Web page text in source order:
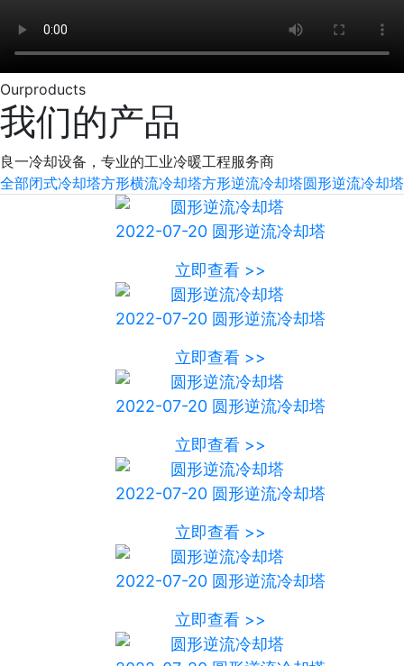
Ourproducts
我们的产品
良一冷却设备，专业的工业冷暖工程服务商
全部闭式冷却塔方形横流冷却塔方形逆流冷却塔圆形逆流冷却塔
2022-07-20 圆形逆流冷却塔
立即查看 >>
2022-07-20 圆形逆流冷却塔
立即查看 >>
2022-07-20 圆形逆流冷却塔
立即查看 >>
2022-07-20 圆形逆流冷却塔
立即查看 >>
2022-07-20 圆形逆流冷却塔
立即查看 >>